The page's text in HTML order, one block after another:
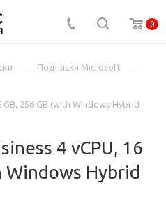
0
Подписки Microsoft
256 GB (with Windows Hybrid
4 vCPU, 16
Windows Hybrid